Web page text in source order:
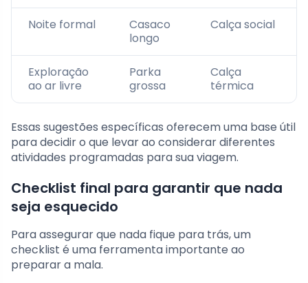
Noite formal
Casaco
longo
Calça social
Exploração
ao ar livre
Parka
grossa
Calça
térmica
Essas sugestões específicas oferecem uma base útil
para decidir o que levar ao considerar diferentes
atividades programadas para sua viagem.
Checklist final para garantir que nada
seja esquecido
Para assegurar que nada fique para trás, um
checklist é uma ferramenta importante ao
preparar a mala.